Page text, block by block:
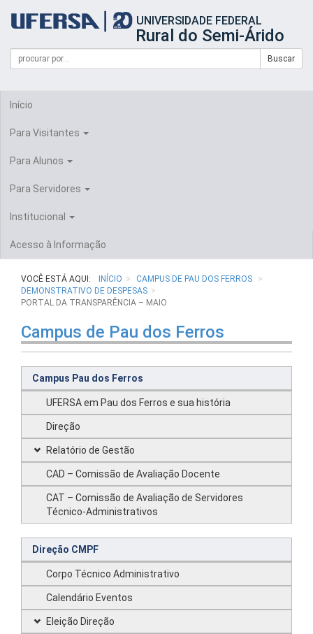
portal
UFERSA
UNIVERSIDADE FEDERAL
Rural do Semi-Árido
Formulário
Busca
Campo
de
Buscar
Início
Para Visitantes
Para Alunos
Para Servidores
Institucional
Acesso à Informação
VOCÊ ESTÁ AQUI: INÍCIO
CAMPUS DE PAU DOS FERROS
DEMONSTRATIVO DE DESPESAS
PORTAL DA TRANSPARÊNCIA – MAIO
Campus de Pau dos Ferros
Campus Pau dos Ferros
UFERSA em Pau dos Ferros e sua história
Direção
Relatório de Gestão
CAD – Comissão de Avaliação Docente
CAT – Comissão de Avaliação de Servidores
Técnico-Administrativos
Direção CMPF
Corpo Técnico Administrativo
Calendário Eventos
Eleição Direção